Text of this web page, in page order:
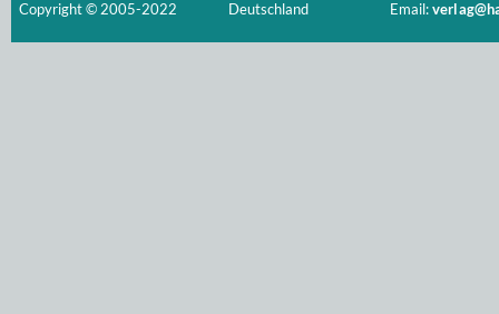
Copyright © 2005-2022
Deutschland
Email: